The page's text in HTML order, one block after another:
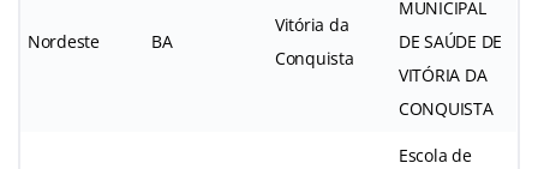
Nordeste BA
Vitória da
Conquista
MUNICIPAL
DE SAÚDE DE
VITÓRIA DA
CONQUISTA
Escola de